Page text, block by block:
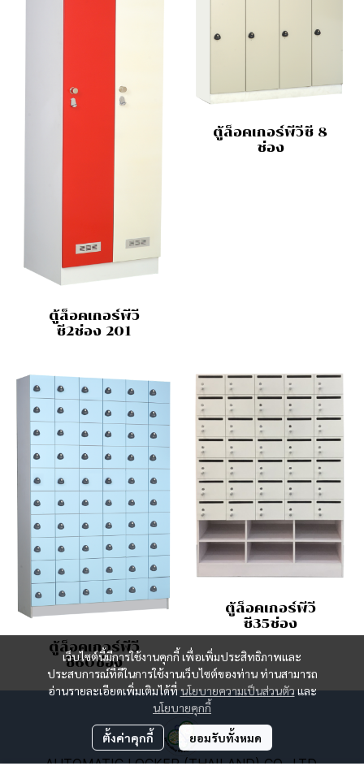
ตู้ล็อคเกอร์พีวี
ซี2ช่อง 201
ตู้ล็อคเกอร์พีวีซี 8
ช่อง
ตู้ล็อคเกอร์พีวี
ซี60ช่อง
ตู้ล็อคเกอร์พีวี
ซี35ช่อง
เว็บไซต์นี้มีการใช้งานคุกกี้ เพื่อเพิ่มประสิทธิภาพและ
ประสบการณ์ที่ดีในการใช้งานเว็บไซต์ของท่าน ท่านสามารถ
อ่านรายละเอียดเพิ่มเติมได้ที่นโยบายความเป็นส่วนตัวและ
นโยบายคุกกี้
ตั้งค่าคุกกี้ ยอมรับทั้งหมด